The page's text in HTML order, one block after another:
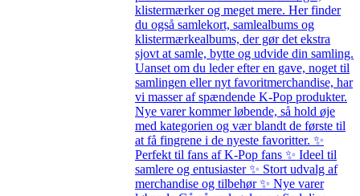
klistermærker og meget mere. Her finder
du også samlekort, samlealbums og
klistermærkealbums, der gør det ekstra
sjovt at samle, bytte og udvide din samling.
Uanset om du leder efter en gave, noget til
samlingen eller nyt favoritmerchandise, har
vi masser af spændende K-Pop produkter.
Nye varer kommer løbende, så hold øje
med kategorien og vær blandt de første til
at få fingrene i de nyeste favoritter. ✨
Perfekt til fans af K-Pop fans ✨ Ideel til
samlere og entusiaster ✨ Stort udvalg af
merchandise og tilbehør ✨ Nye varer